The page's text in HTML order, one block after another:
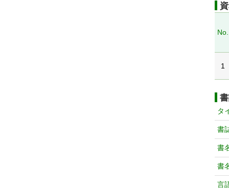
No.
1
タ
書
書
書
言